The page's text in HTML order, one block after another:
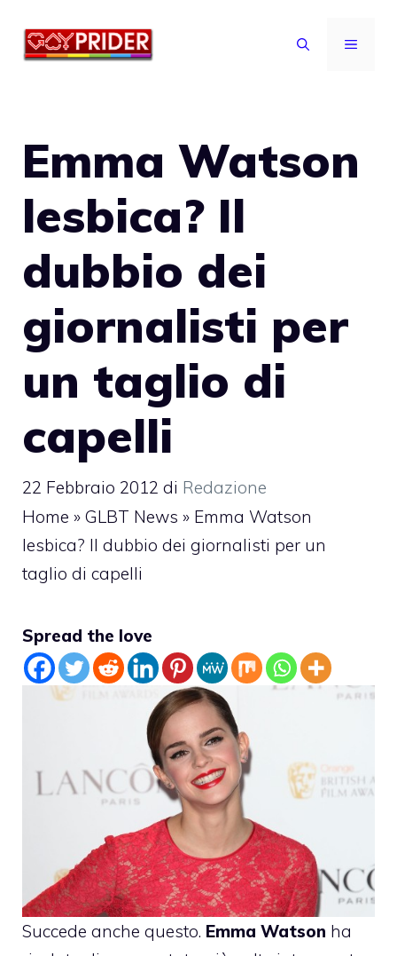
MENU
Emma Watson
lesbica? Il
dubbio dei
giornalisti per
un taglio di
capelli
22 Febbraio 2012 di Redazione
Home » GLBT News » Emma Watson
lesbica? Il dubbio dei giornalisti per un
taglio di capelli
Spread the love
Succede anche questo. Emma Watson ha